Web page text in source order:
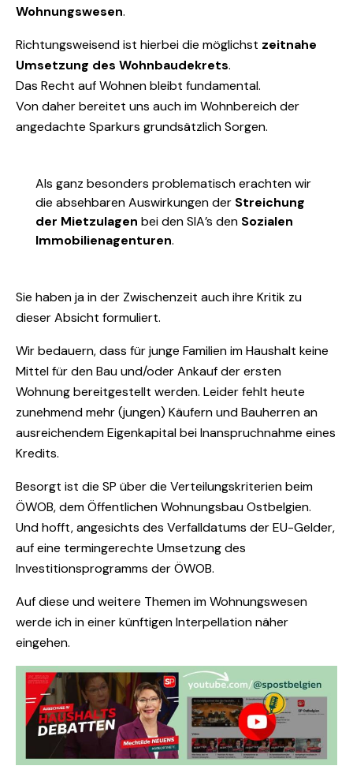
Wohnungswesen.
Richtungsweisend ist hierbei die möglichst zeitnahe
Umsetzung des Wohnbaudekrets.
Das Recht auf Wohnen bleibt fundamental.
Von daher bereitet uns auch im Wohnbereich der
angedachte Sparkurs grundsätzlich Sorgen.
Als ganz besonders problematisch erachten wir
die absehbaren Auswirkungen der Streichung
der Mietzulagen bei den SIA’s den Sozialen
Immobilienagenturen.
Sie haben ja in der Zwischenzeit auch ihre Kritik zu
dieser Absicht formuliert.
Wir bedauern, dass für junge Familien im Haushalt keine
Mittel für den Bau und/oder Ankauf der ersten
Wohnung bereitgestellt werden. Leider fehlt heute
zunehmend mehr (jungen) Käufern und Bauherren an
ausreichendem Eigenkapital bei Inanspruchnahme eines
Kredits.
Besorgt ist die SP über die Verteilungskriterien beim
ÖWOB, dem Öffentlichen Wohnungsbau Ostbelgien.
Und hofft, angesichts des Verfalldatums der EU-Gelder,
auf eine termingerechte Umsetzung des
Investitionsprogramms der ÖWOB.
Auf diese und weitere Themen im Wohnungswesen
werde ich in einer künftigen Interpellation näher
eingehen.